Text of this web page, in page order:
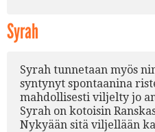
Syrah
Syrah tunnetaan myös
syntynyt spontaanina
mahdollisesti viljelty jo
Syrah on kotoisin
Nykyään sitä viljellään